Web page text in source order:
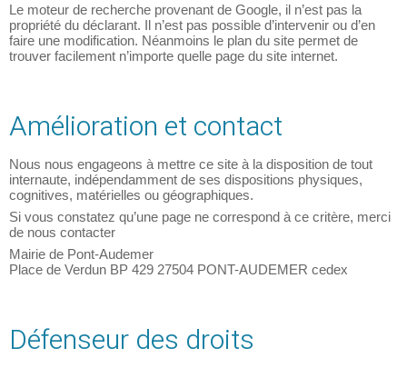
Le moteur de recherche provenant de Google, il n’est pas la
propriété du déclarant. Il n’est pas possible d’intervenir ou d’en
faire une modification. Néanmoins le plan du site permet de
trouver facilement n’importe quelle page du site internet.
Amélioration et contact
Nous nous engageons à mettre ce site à la disposition de tout
internaute, indépendamment de ses dispositions physiques,
cognitives, matérielles ou géographiques.
Si vous constatez qu’une page ne correspond à ce critère, merci
de nous contacter
Mairie de Pont-Audemer
Place de Verdun BP 429 27504 PONT-AUDEMER cedex
Défenseur des droits